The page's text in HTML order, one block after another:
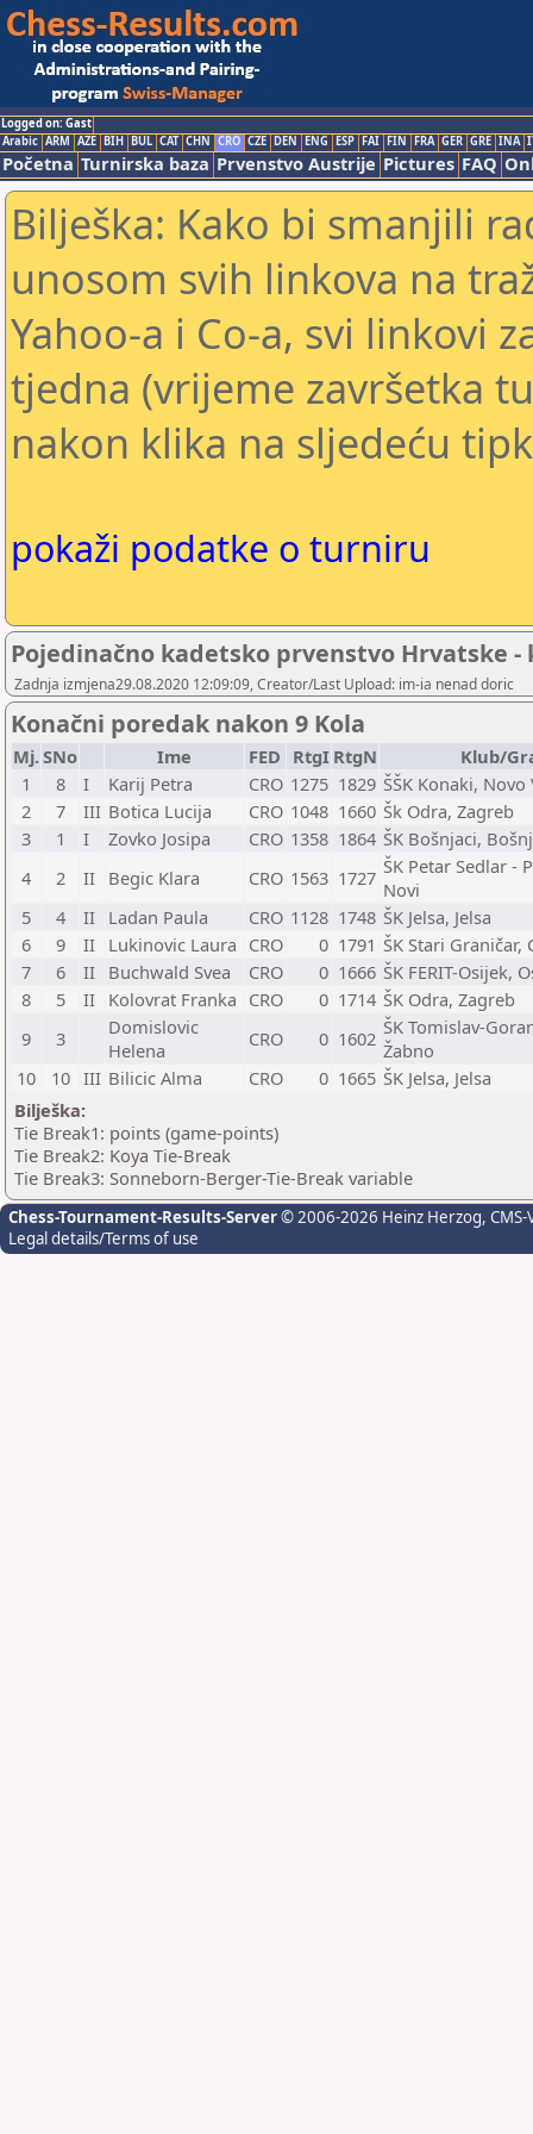
Logged on: Gast
Arabic ARM AZE BIH BUL CAT CHN CRO CZE DEN ENG ESP FAI FIN FRA GER GRE INA
Početna Turnirska baza Prvenstvo Austrije Pictures FAQ
Bilješka: Kako bi smanjili
unosom svih linkova na
Yahoo-a i Co-a, svi linkovi
tjedna (vrijeme završetka
nakon klika na sljedeću
pokaži podatke o turniru
Pojedinačno kadetsko prvenstvo Hrvatske
Zadnja izmjena29.08.2020 12:09:09, Creator/Last Upload: im-ia nenad doric
Konačni poredak nakon 9 Kola
Mj.SNo Ime FED RtgI RtgN
Klub/
1
8 I Karij Petra CRO 1275 1829 ŠŠK Konaki, Novo
2
7 III Botica Lucija CRO 1048 1660 Šk Odra, Zagreb
3
1 I Zovko Josipa CRO 1358 1864 ŠK Bošnjaci,
4
2 II Begic Klara CRO 1563 1727 ŠK Petar Sedlar -
Novi
5
4 II Ladan Paula CRO 1128 1748 ŠK Jelsa, Jelsa
6
9 II Lukinovic Laura CRO 0 1791 ŠK Stari Graničar,
7
6 II Buchwald Svea CRO 0 1666 ŠK FERIT-Osijek,
8
5 II Kolovrat Franka CRO 0 1714 ŠK Odra, Zagreb
9
3
Domislovic
Helena
CRO 0 1602 ŠK Tomislav-
Žabno
10
10 III Bilicic Alma CRO 0 1665 ŠK Jelsa, Jelsa
Bilješka:
Tie Break1: points (game-points)
Tie Break2: Koya Tie-Break
Tie Break3: Sonneborn-Berger-Tie-Break variable
Chess-Tournament-Results-Server© 2006-2026 Heinz Herzog,
Legal details/Terms of use